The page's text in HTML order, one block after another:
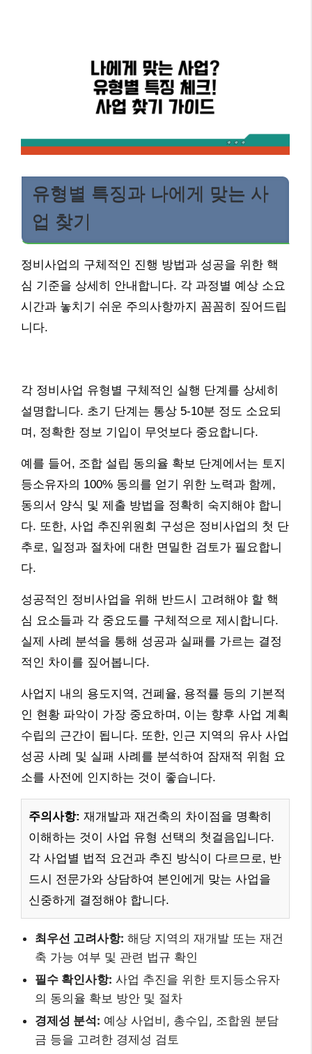
유형별 특징과 나에게 맞는 사
업 찾기
정비사업의 구체적인 진행 방법과 성공을 위한 핵
심 기준을 상세히 안내합니다. 각 과정별 예상 소요
시간과 놓치기 쉬운 주의사항까지 꼼꼼히 짚어드립
니다.
각 정비사업 유형별 구체적인 실행 단계를 상세히
설명합니다. 초기 단계는 통상 5-10분 정도 소요되
며, 정확한 정보 기입이 무엇보다 중요합니다.
예를 들어, 조합 설립 동의율 확보 단계에서는 토지
등소유자의 100% 동의를 얻기 위한 노력과 함께,
동의서 양식 및 제출 방법을 정확히 숙지해야 합니
다. 또한, 사업 추진위원회 구성은 정비사업의 첫 단
추로, 일정과 절차에 대한 면밀한 검토가 필요합니
다.
성공적인 정비사업을 위해 반드시 고려해야 할 핵
심 요소들과 각 중요도를 구체적으로 제시합니다.
실제 사례 분석을 통해 성공과 실패를 가르는 결정
적인 차이를 짚어봅니다.
사업지 내의 용도지역, 건폐율, 용적률 등의 기본적
인 현황 파악이 가장 중요하며, 이는 향후 사업 계획
수립의 근간이 됩니다. 또한, 인근 지역의 유사 사업
성공 사례 및 실패 사례를 분석하여 잠재적 위험 요
소를 사전에 인지하는 것이 좋습니다.
주의사항: 재개발과 재건축의 차이점을 명확히
이해하는 것이 사업 유형 선택의 첫걸음입니다.
각 사업별 법적 요건과 추진 방식이 다르므로, 반
드시 전문가와 상담하여 본인에게 맞는 사업을
신중하게 결정해야 합니다.
최우선 고려사항: 해당 지역의 재개발 또는 재건
축 가능 여부 및 관련 법규 확인
필수 확인사항: 사업 추진을 위한 토지등소유자
의 동의율 확보 방안 및 절차
경제성 분석: 예상 사업비, 총수입, 조합원 분담
금 등을 고려한 경제성 검토